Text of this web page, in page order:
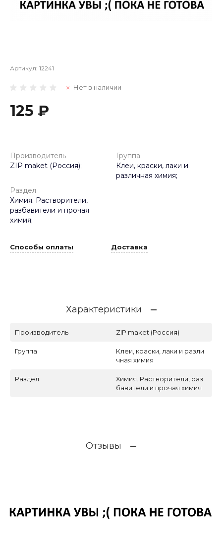
Артикул: 12241
Нет в наличии
125 ₽
Производитель
ZIP maket (Россия);
Группа
Клеи, краски, лаки и
различная химия;
Раздел
Химия. Растворители,
разбавители и прочая
химия;
Способы оплаты Доставка
Характеристики
Производитель ZIP maket (Россия)
Группа
Клеи, краски, лаки и разли
чная химия
Раздел
Химия. Растворители, раз
бавители и прочая химия
Отзывы